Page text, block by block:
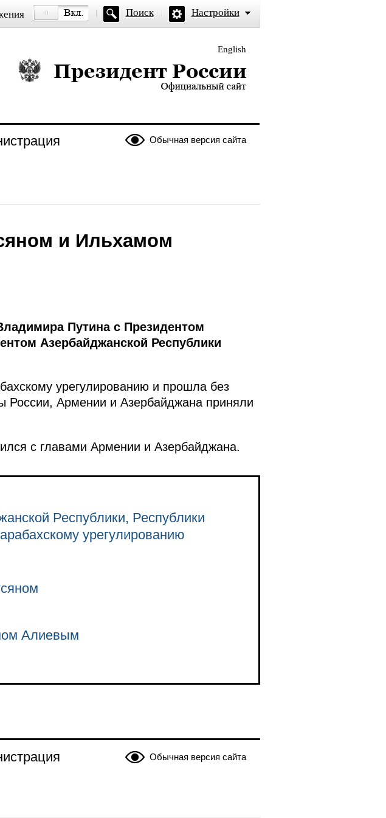
Поиск Настройки
English
Президент России — официальный сайт
Обычная версия сайта
и Ильхамом
Путина с Президентом
Азербайджанской Республики
урегулированию и прошла без
России, Армении и Азербайджана приняли
с главами Армении и Азербайджана.
Республики, Республики
урегулированию
Алиевым
Обычная версия сайта